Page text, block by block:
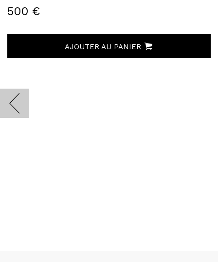
500 €
AJOUTER AU PANIER